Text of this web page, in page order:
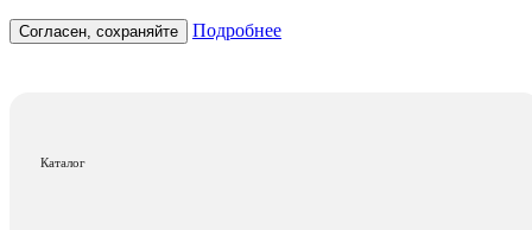
Каталог
Согласен, сохраняйте Подробнее